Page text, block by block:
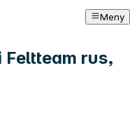
Meny
rus,